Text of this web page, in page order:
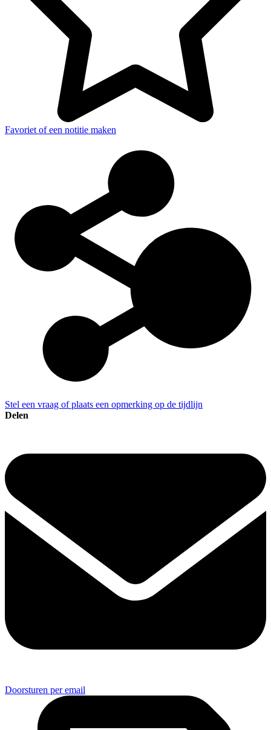
Favoriet of een notitie maken
Stel een vraag of plaats een opmerking op de tijdlijn
Delen
Doorsturen per email